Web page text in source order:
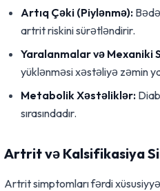
Artıq Çəki (Piylənmə):
artrit riskini sürətləndirir.
Yaralanmalar və Mexaniki
yüklənməsi xəstəliyə zəmin
Metabolik Xəstəliklər:
sırasındadır.
Artrit və Kalsifikasiya
Artrit simptomları fərdi